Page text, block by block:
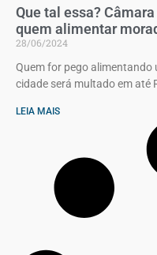
Que tal essa?
quem alimentar
28/06/2024
Quem for pego
cidade será multado em até
LEIA MAIS